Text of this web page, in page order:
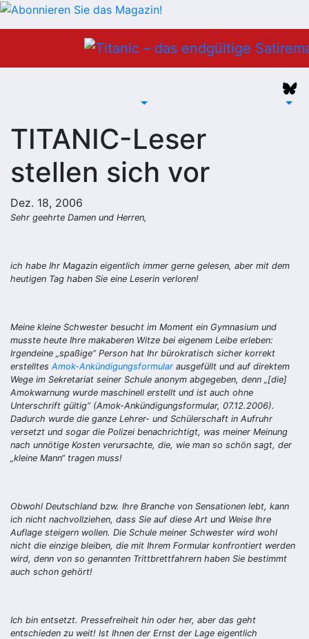
TITANIC-Leser
stellen sich vor
Dez. 18, 2006
Sehr geehrte Damen und Herren,
ich habe Ihr Magazin eigentlich immer gerne gelesen, aber mit dem
heutigen Tag haben Sie eine Leserin verloren!
Meine kleine Schwester besucht im Moment ein Gymnasium und
musste heute Ihre makaberen Witze bei eigenem Leibe erleben:
Irgendeine „spaßige“ Person hat Ihr bürokratisch sicher korrekt
erstelltes Amok-Ankündigungsformular ausgefüllt und auf direktem
Wege im Sekretariat seiner Schule anonym abgegeben, denn „[die]
Amokwarnung wurde maschinell erstellt und ist auch ohne
Unterschrift gültig“ (Amok-Ankündigungsformular, 07.12.2006).
Dadurch wurde die ganze Lehrer- und Schülerschaft in Aufruhr
versetzt und sogar die Polizei benachrichtigt, was meiner Meinung
nach unnötige Kosten verursachte, die, wie man so schön sagt, der
„kleine Mann“ tragen muss!
Obwohl Deutschland bzw. Ihre Branche von Sensationen lebt, kann
ich nicht nachvollziehen, dass Sie auf diese Art und Weise Ihre
Auflage steigern wollen. Die Schule meiner Schwester wird wohl
nicht die einzige bleiben, die mit Ihrem Formular konfrontiert werden
wird, denn von so genannten Trittbrettfahrern haben Sie bestimmt
auch schon gehört!
Ich bin entsetzt. Pressefreiheit hin oder her, aber das geht
entschieden zu weit! Ist Ihnen der Ernst der Lage eigentlich